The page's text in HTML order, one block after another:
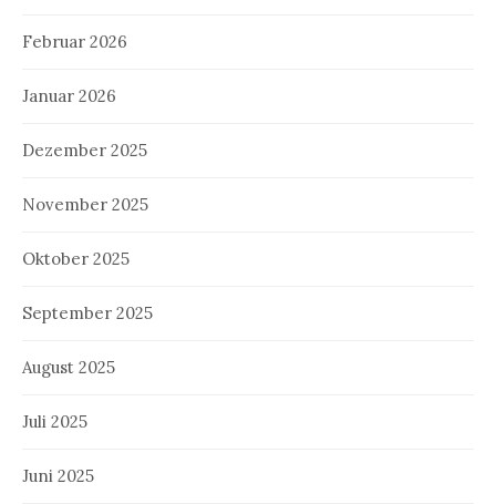
Februar 2026
Januar 2026
Dezember 2025
November 2025
Oktober 2025
September 2025
August 2025
Juli 2025
Juni 2025